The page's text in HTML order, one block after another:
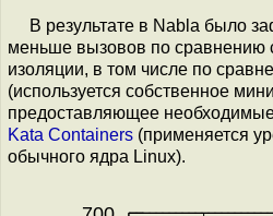
В результате в Nabla было
меньше вызовов по сравнению
изоляции, в том числе по
(используется собственное
предоставляющее
Kata Containers (применяется
обычного ядра Linux).